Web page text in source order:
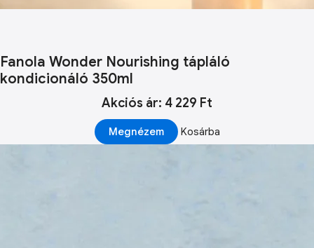
Fanola Wonder Nourishing tápláló
kondicionáló 350ml
Akciós ár: 4 229 Ft
Megnézem Kosárba